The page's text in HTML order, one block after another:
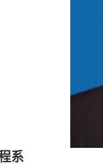
系